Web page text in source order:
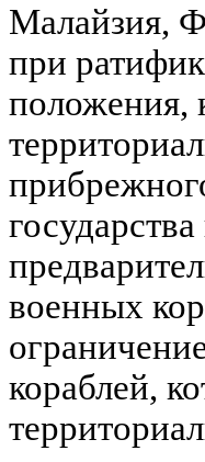
Малайзия,
при
положения,
военных
кораблей,